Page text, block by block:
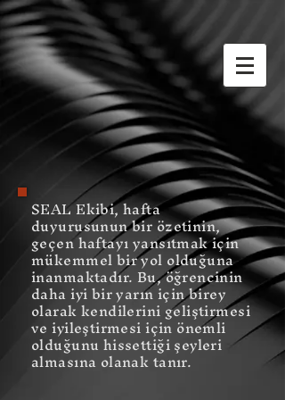
SEAL Ekibi, hafta
duyurusunun bir özetinin,
geçen haftayı yansıtmak için
mükemmel bir yol olduğuna
inanmaktadır. Bu, öğrencinin
daha iyi bir yarın için birey
olarak kendilerini geliştirmesi
ve iyileştirmesi için önemli
olduğunu hissettiği şeyleri
almasına olanak tanır.